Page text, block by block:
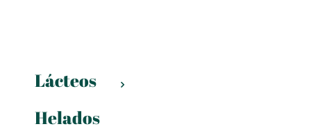
Lácteos
Helados